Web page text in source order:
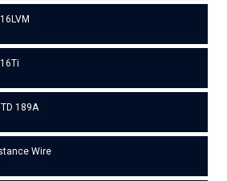
189A
Wire